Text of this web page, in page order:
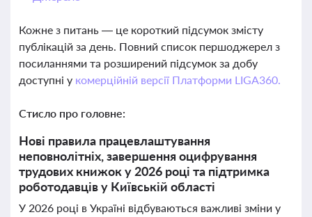
Кожне з питань — це короткий підсумок змісту
публікацій за день. Повний список першоджерел з
посиланнями та розширений підсумок за добу
доступні у комерційній версії Платформи LIGA360.
Стисло про головне:
Нові правила працевлаштування
неповнолітніх, завершення оцифрування
трудових книжок у 2026 році та підтримка
роботодавців у Київській області
У 2026 році в Україні відбуваються важливі зміни у